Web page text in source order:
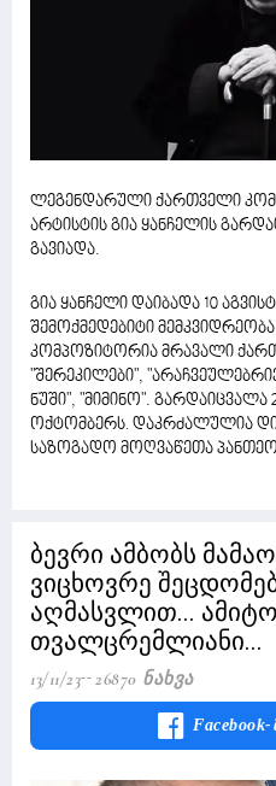
ლეგენდარული ქართველი
არტისტის გია ყანჩელის
გავიადა.
გია ყანჩელი დაიბადა 10
შემოქმედებიტი
კომპოზიტორია მრავალი
"შერეკილები",
ნუში", "მიმინო". გარდაიცვალა
ოქტომბერს. დაკრძალულია
საზოგადო მოღვაწეთა
ბევრი ამბობს
ვიცხოვრე
აღმასვლით...
თვალცრემლიანი...
13/11/23 26870 Ნახვა